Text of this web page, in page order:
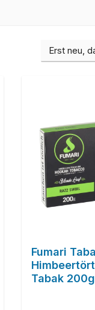
Fumari
Tabak 200g